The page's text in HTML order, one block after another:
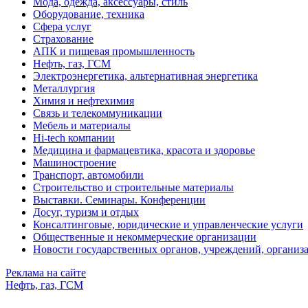
Оборудование, техника
Сфера услуг
Страхование
АПК и пищевая промышленность
Нефть, газ, ГСМ
Электроэнергетика, альтернативная энергетика
Металлургия
Химия и нефтехимия
Связь и телекоммуникации
Мебель и материалы
Hi-tech компании
Медицина и фармацевтика, красота и здоровье
Машиностроение
Транспорт, автомобили
Строительство и строительные материалы
Выставки. Семинары. Конференции
Досуг, туризм и отдых
Консалтинговые, юридические и управленческие услуги
Общественные и некоммерческие организации
Новости государственных органов, учреждений,
Реклама на сайте
Нефть, газ, ГСМ